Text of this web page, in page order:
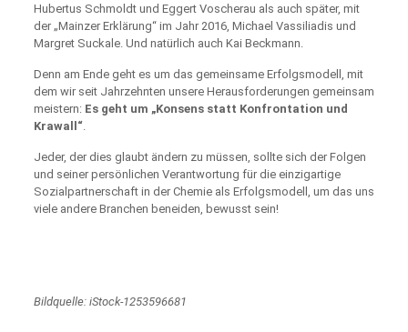
Hubertus Schmoldt und Eggert Voscherau als auch später, mit
der „Mainzer Erklärung“ im Jahr 2016, Michael Vassiliadis und
Margret Suckale. Und natürlich auch Kai Beckmann.
Denn am Ende geht es um das gemeinsame Erfolgsmodell, mit
dem wir seit Jahrzehnten unsere Herausforderungen gemeinsam
meistern: Es geht um „Konsens statt Konfrontation und
Krawall“.
Jeder, der dies glaubt ändern zu müssen, sollte sich der Folgen
und seiner persönlichen Verantwortung für die einzigartige
Sozialpartnerschaft in der Chemie als Erfolgsmodell, um das uns
viele andere Branchen beneiden, bewusst sein!
Bildquelle: iStock-1253596681